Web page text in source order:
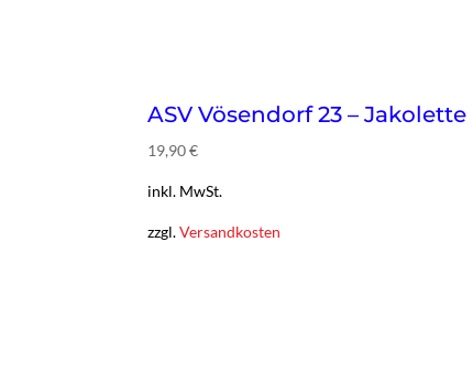
ASV Vösendorf 23 – Jakolette
19,90€
inkl. MwSt.
zzgl.Versandkosten